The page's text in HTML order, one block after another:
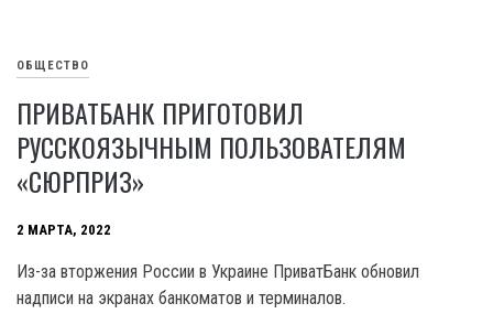
ОБЩЕСТВО
ПРИВАТБАНК ПРИГОТОВИЛ
РУССКОЯЗЫЧНЫМ ПОЛЬЗОВАТЕЛЯМ
«СЮРПРИЗ»
2 МАРТА, 2022
Из-за вторжения России в Украине ПриватБанк обновил
надписи на экранах банкоматов и терминалов.